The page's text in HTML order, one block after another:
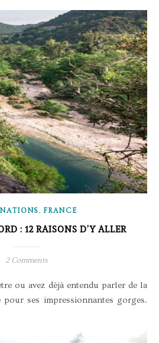
,FRANCE
: 12 RAISONS D’Y ALLER
2 Comments
pour ses impressionnantes gorges.